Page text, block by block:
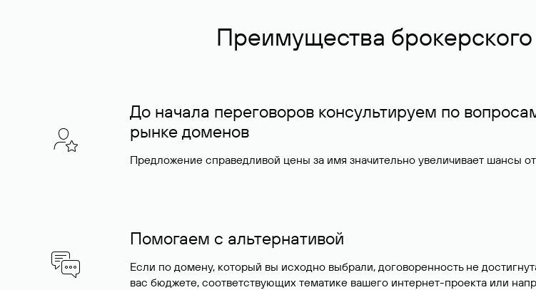
Преимущества
До начала переговоров консультируем по
рынке доменов
Предложение справедливой цены за имя значительно увеличивает шансы
Помогаем с альтернативой
Если по домену, который вы исходно выбрали, договоренность не
вас бюджете, соответствующих тематике вашего интернет-проекта или